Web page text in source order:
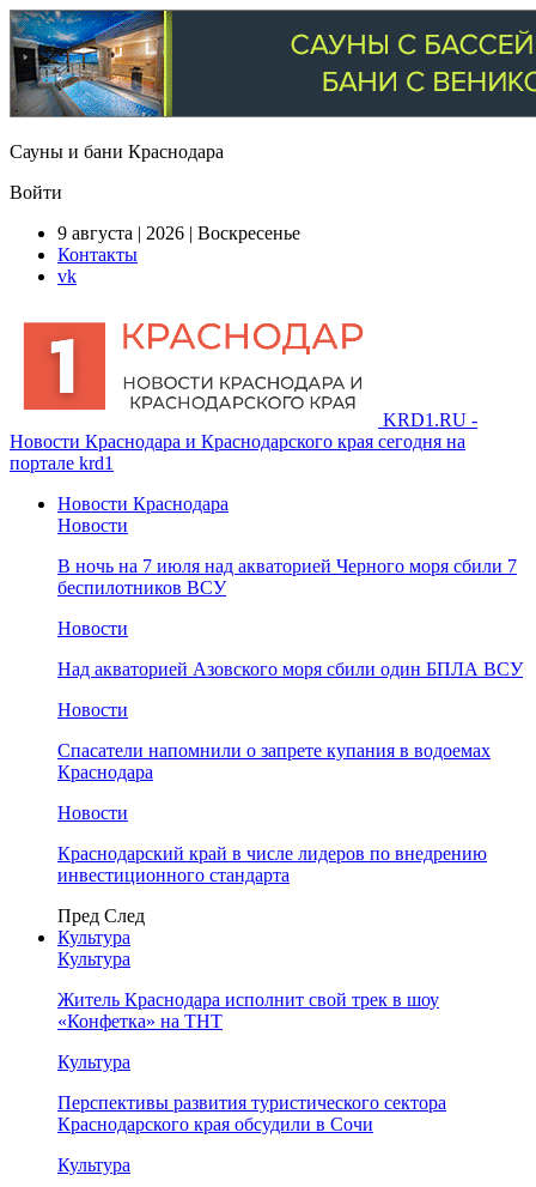
Сауны и бани Краснодара
Войти
9 августа | 2026 | Воскресенье
Контакты
vk
KRD1.RU -
Новости Краснодара и Краснодарского края сегодня на
портале krd1
Новости Краснодара
Новости
В ночь на 7 июля над акваторией Черного моря сбили 7
беспилотников ВСУ
Новости
Над акваторией Азовского моря сбили один БПЛА ВСУ
Новости
Спасатели напомнили о запрете купания в водоемах
Краснодара
Новости
Краснодарский край в числе лидеров по внедрению
инвестиционного стандарта
Пред След
Культура
Культура
Житель Краснодара исполнит свой трек в шоу
«Конфетка» на ТНТ
Культура
Перспективы развития туристического сектора
Краснодарского края обсудили в Сочи
Культура